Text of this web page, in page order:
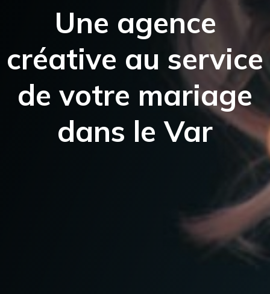
Une agence
créative au service
de votre mariage
dans le Var